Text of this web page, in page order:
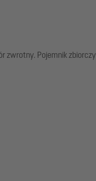
zwrotny. Pojemnik